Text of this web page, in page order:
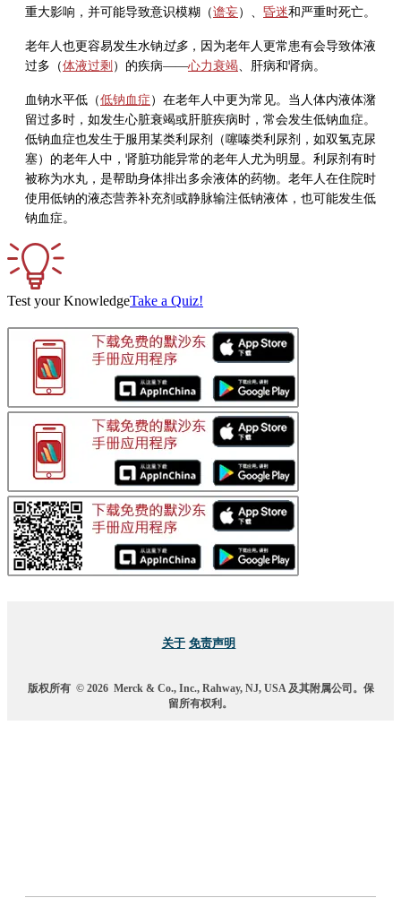
重大影响，并可能导致意识模糊（谵妄）、 昏迷和严重时死亡。
老年人也更容易发生水钠 过多 ，因为老年人更常患有会导致体液
过多（体液过剩 ）的疾病——心力衰竭 、肝病和肾病。
血钠水平低（低钠血症 ）在老年人中更为常见。当人体内液体潴
留过多时，如发生心脏衰竭或肝脏疾病时，常会发生低钠血症。
低钠血症也发生于服用某类利尿剂（噻嗪类利尿剂，如双氢克尿
塞）的老年人中，肾脏功能异常的老年人尤为明显。利尿剂有时
被称为水丸，是帮助身体排出多余液体的药物。老年人在住院时
使用低钠的液态营养补充剂或静脉输注低钠液体，也可能发生低
钠血症。
Test your KnowledgeTake a Quiz!
关于 免责声明
版权所有 © 2026 Merck & Co., Inc., Rahway, NJ, USA 及其附属公司。保
留所有权利。